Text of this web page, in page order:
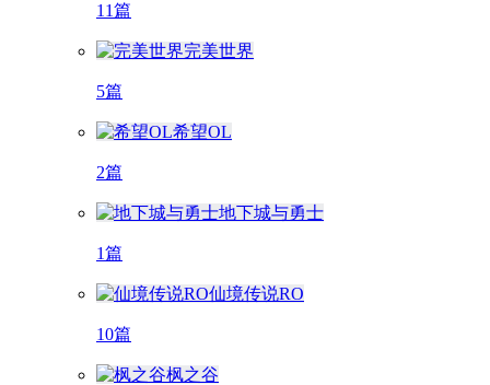
11篇
完美世界
5篇
希望OL
2篇
地下城与勇士
1篇
仙境传说RO
10篇
枫之谷